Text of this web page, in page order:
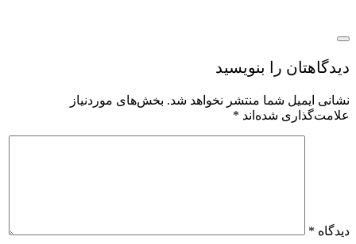
را بنویسید
ایمیل شما منتشر نخواهد شد. بخش‌های موردنیاز
شده‌اند*
*